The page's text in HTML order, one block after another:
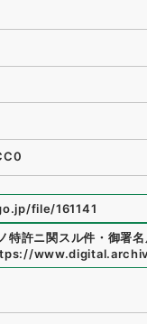
file/161141
特許ニ関スル件・御署